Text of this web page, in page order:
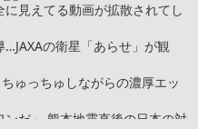
に見えてる動画が拡散されてし
の衛星「あらせ」が観
ゅっちゅしながらの濃厚エッ
だ」 熊本地震直後の日本の対